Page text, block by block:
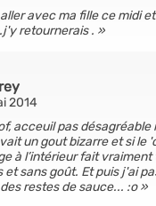
avec ma fille ce midi
retournerais .
2014
acceuil pas désagréable
un gout bizarre et si le
à l’intérieur fait
sans goût. Et puis j'ai
restes de sauce... :o